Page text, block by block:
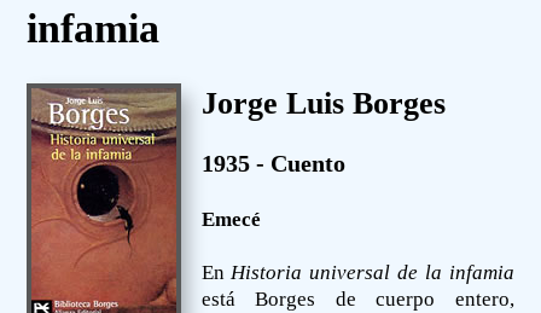
infamia
Jorge Luis Borges
1935 - Cuento
Emecé
EnHistoria universal de la infamia
está Borges de cuerpo entero,